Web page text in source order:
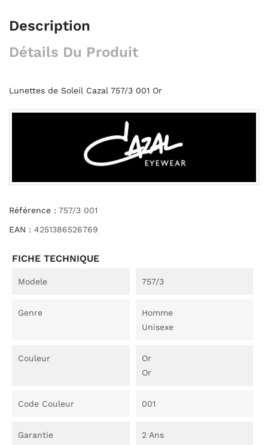
Description
Détails Du Produit
Lunettes de Soleil Cazal 757/3 001 Or
Référence : 757/3 001
EAN : 4251386526769
FICHE TECHNIQUE
Modele 757/3
Genre
Homme
Unisexe
Couleur
Or
Or
Code Couleur 001
Garantie 2 Ans